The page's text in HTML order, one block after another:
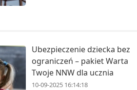
Ubezpieczenie dziecka bez
ograniczeń – pakiet Warta
Twoje NNW dla ucznia
10-09-2025 16:14:18